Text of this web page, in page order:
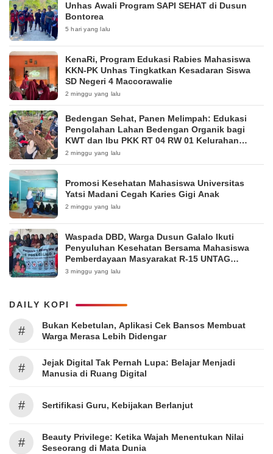
Unhas Awali Program SAPI SEHAT di Dusun
Bontorea
5 hari yang lalu
KenaRi, Program Edukasi Rabies Mahasiswa
KKN-PK Unhas Tingkatkan Kesadaran Siswa
SD Negeri 4 Maccorawalie
2 minggu yang lalu
Bedengan Sehat, Panen Melimpah: Edukasi
Pengolahan Lahan Bedengan Organik bagi
KWT dan Ibu PKK RT 04 RW 01 Kelurahan
Pakintelan
2 minggu yang lalu
Promosi Kesehatan Mahasiswa Universitas
Yatsi Madani Cegah Karies Gigi Anak
2 minggu yang lalu
Waspada DBD, Warga Dusun Galalo Ikuti
Penyuluhan Kesehatan Bersama Mahasiswa
Pemberdayaan Masyarakat R-15 UNTAG
Surabaya 2026
3 minggu yang lalu
DAILY KOPI
#
Bukan Kebetulan, Aplikasi Cek Bansos Membuat
Warga Merasa Lebih Didengar
#
Jejak Digital Tak Pernah Lupa: Belajar Menjadi
Manusia di Ruang Digital
# Sertifikasi Guru, Kebijakan Berlanjut
#
Beauty Privilege: Ketika Wajah Menentukan Nilai
Seseorang di Mata Dunia